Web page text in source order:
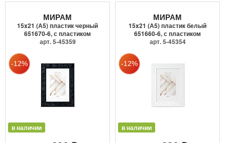
МИРАМ
15x21 (А5) пластик черный
651670-6, с пластиком
арт. 5-45359
в наличии
МИРАМ
15x21 (А5) пластик белый
651660-6, с пластиком
арт. 5-45354
в наличии